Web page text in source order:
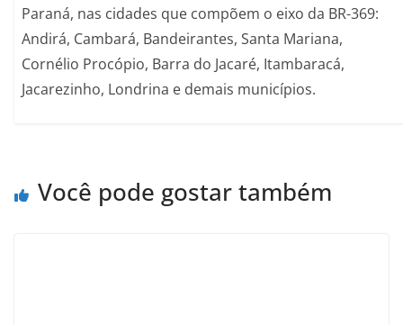
Paraná, nas cidades que compõem o eixo da BR-369:
Andirá, Cambará, Bandeirantes, Santa Mariana,
Cornélio Procópio, Barra do Jacaré, Itambaracá,
Jacarezinho, Londrina e demais municípios.
Você pode gostar também